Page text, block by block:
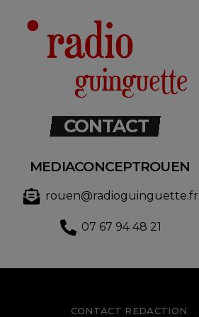
CONTACT
MEDIACONCEPTROUEN
rouen@radioguinguette.fr
07 67 94 48 21
CONTACT REDACTION